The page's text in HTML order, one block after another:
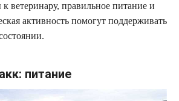
ветеринару, правильное питание и
активность помогут поддерживать
питание